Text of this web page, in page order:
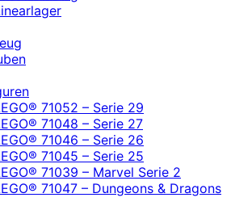
71052 – Serie 29
71048 – Serie 27
71046 – Serie 26
71045 – Serie 25
71039 – Marvel Serie 2
71047 – Dungeons & Dragons